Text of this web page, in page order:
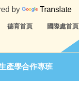
德育首頁 國際處首頁
by Translate
產學合作專班